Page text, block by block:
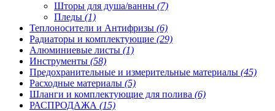
Шторы для душа/ванны (7)
Пледы (1)
Теплоносители и Антифризы (6)
Радиаторы и комплектующие (29)
Алюминиевые листы (1)
Инструменты (58)
Предохранительные и измерительные материалы (45)
Расходные материалы (5)
Шланги и комплектующие для полива (6)
РАСПРОДАЖА (15)